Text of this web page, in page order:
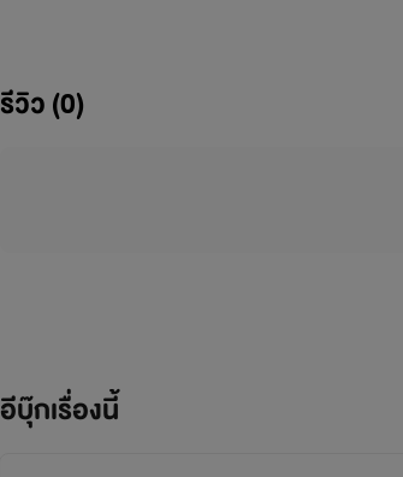
รีวิว (0)
อีบุ๊กเรื่องนี้